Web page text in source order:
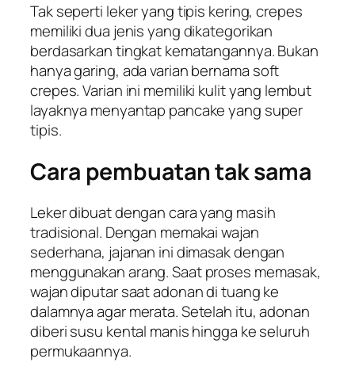
Tak seperti leker yang tipis kering, crepes
memiliki dua jenis yang dikategorikan
berdasarkan tingkat kematangannya. Bukan
hanya garing, ada varian bernama soft
crepes. Varian ini memiliki kulit yang lembut
layaknya menyantap pancake yang super
tipis.
Cara pembuatan tak sama
Leker dibuat dengan cara yang masih
tradisional. Dengan memakai wajan
sederhana, jajanan ini dimasak dengan
menggunakan arang. Saat proses memasak,
wajan diputar saat adonan di tuang ke
dalamnya agar merata. Setelah itu, adonan
diberi susu kental manis hingga ke seluruh
permukaannya.